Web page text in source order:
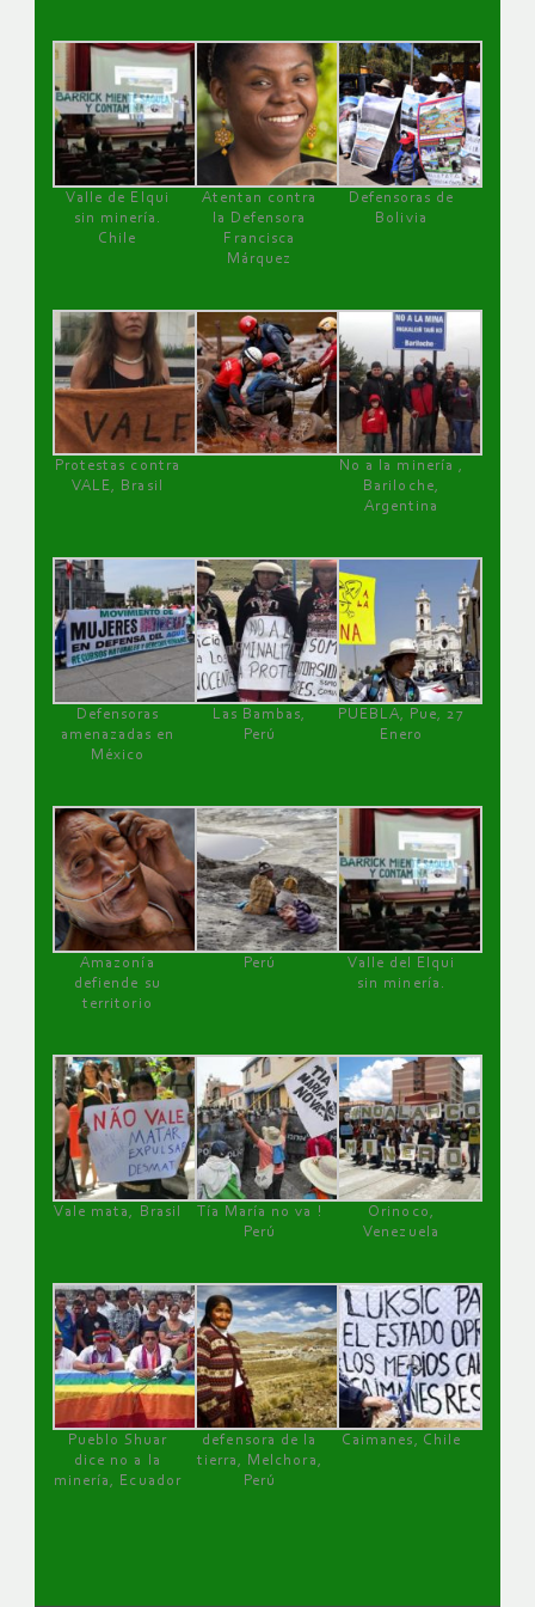
Valle de Elqui
sin minería.
Chile
Atentan contra
la Defensora
Francisca
Márquez
Defensoras de
Bolivia
Protestas contra
VALE, Brasil
No a la minería ,
Bariloche,
Argentina
Defensoras
amenazadas en
México
Las Bambas,
Perú
PUEBLA, Pue, 27
Enero
Amazonía
defiende su
territorio
Perú
Valle del Elqui
sin minería.
Vale mata, Brasil
Tía María no va !
Perú
Orinoco,
Venezuela
Pueblo Shuar
dice no a la
minería, Ecuador
defensora de la
tierra, Melchora,
Perú
Caimanes, Chile